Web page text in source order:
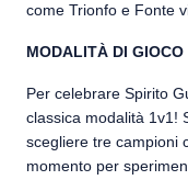
come Trionfo e Fonte
MODALITÀ DI GIOCO
Per celebrare Spirito
classica modalità 1v1!
scegliere tre campioni
momento per